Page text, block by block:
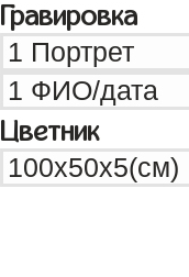
Гравировка
Цветник